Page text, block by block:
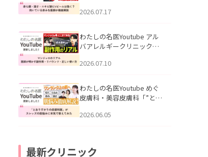
跡にVビームは効く？向いて
説」を公開いたしました。
2026.07.17
わたしの名医Youtube アル
バアレルギークリニック札
医師が明かす副作用・リバ
公開いたしました。
2026.07.10
わたしの名医Youtube めぐ
皮膚科・美容皮膚科「”とお
ッズの肌悩みに本気で答え
2026.06.05
最新クリニック